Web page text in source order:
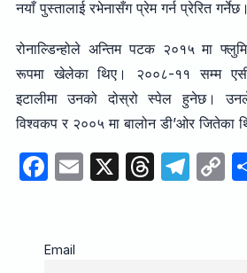
नयाँ पुस्तालाई रभेनासँग प्रेम गर्न प्रेरित
रोनाल्डिन्होले अन्तिम पटक २०१५ मा
रूपमा खेलेका थिए। २००८-११ सम्म
इटालीमा उनको दोस्रो स्पेल हुनेछ।
विश्वकप र २००५ मा बालोन डी’ओर जितेका
F
e
E X T T C
Email